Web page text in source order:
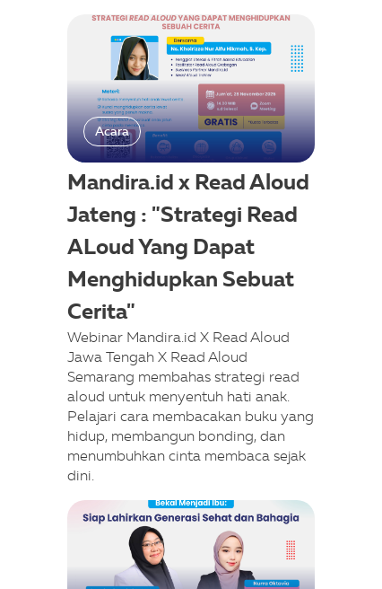
Acara
Mandira.id x Read Aloud
Jateng : "Strategi Read
ALoud Yang Dapat
Menghidupkan Sebuat
Cerita"
Webinar Mandira.id X Read Aloud
Jawa Tengah X Read Aloud
Semarang membahas strategi read
aloud untuk menyentuh hati anak.
Pelajari cara membacakan buku yang
hidup, membangun bonding, dan
menumbuhkan cinta membaca sejak
dini.